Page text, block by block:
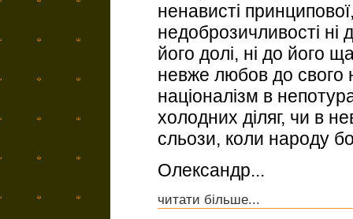
ненависті
недоброзичливості ні
його долі, ні до його
невже любов до свого
націоналізм в
холодних діляг, чи в
сльози, коли народу
Олександр...
читати більше...